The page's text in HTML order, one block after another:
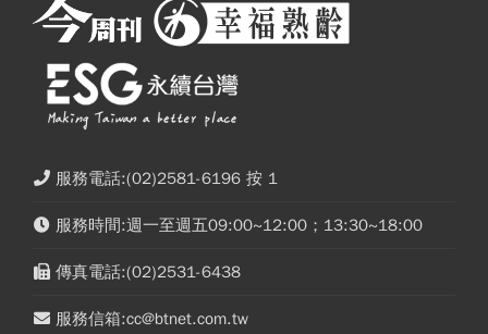
服務電話:(02)2581-6196 按 1
服務時間:週一至週五09:00~12:00；13:30~18:00
傳真電話:(02)2531-6438
服務信箱:cc@btnet.com.tw